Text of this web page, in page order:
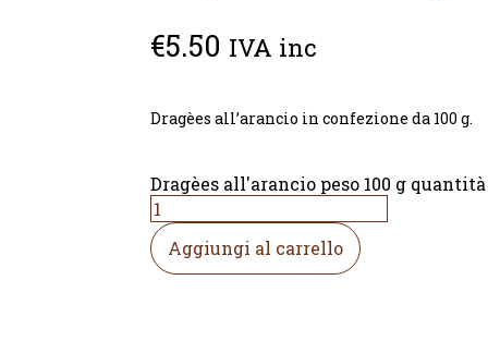
€5.50 IVA inc
Dragèes all’arancio in confezione da 100 g.
Dragèes all'arancio peso 100 g quantità
Aggiungi al carrello